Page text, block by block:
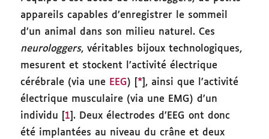
appareils capables d’enregistrer le sommeil
d’un animal dans son milieu naturel. Ces
neurologgers, véritables bijoux technologiques,
mesurent et stockent l’activité électrique
cérébrale (via une EEG) [ * ], ainsi que l’activité
électrique musculaire (via une EMG) d’un
individu [ 1 ]. Deux électrodes d’EEG ont donc
été implantées au niveau du crâne et deux